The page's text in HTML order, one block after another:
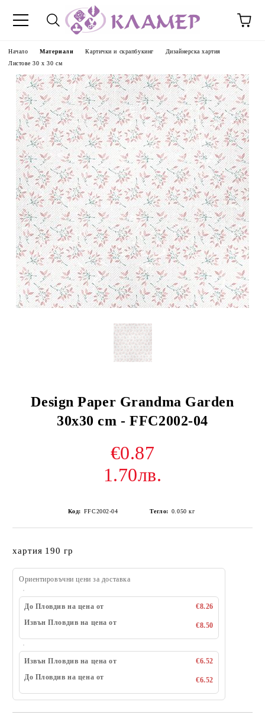
Начало Материали Картички и скрапбукинг
Дизайнерска хартия
Листове 30 х 30 см
Design Paper Grandma Garden
30x30 cm - FFC2002-04
€0.87
1.70лв.
Код: FFC2002-04 Тегло: 0.050 кг
хартия 190 гр
Ориентировъчни цени за доставка
До Пловдив на цена от
€8.26
Извън Пловдив на цена от
€8.50
Извън Пловдив на цена от
€6.52
До Пловдив на цена от
€6.52